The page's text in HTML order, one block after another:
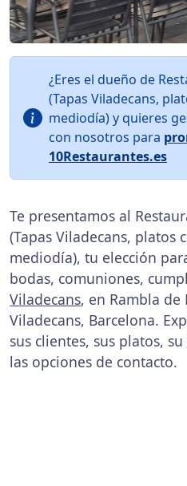
¿Eres el dueño de
(Tapas Viladecans,
mediodía) y quieres
con nosotros para
10Restaurantes.es
Te presentamos al
(Tapas Viladecans, platos
mediodía), tu elección
bodas, comuniones,
Viladecans, en Rambla
Viladecans, Barcelona.
sus clientes, sus platos, su
las opciones de contacto.